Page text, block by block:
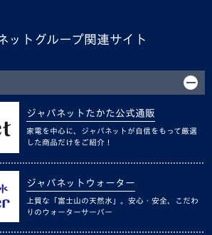
ットグループ関連サイト
ジャパネットたかた公式通販
家電を中心に、ジャパネットが自信をもって厳選
した商品だけをご紹介！
ジャパネットウォーター
上質な「富士山の天然水」。安心・安全、こだわ
りのウォーターサーバー